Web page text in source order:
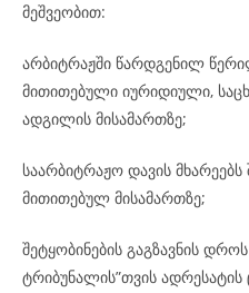
მეშვეობით:
არბიტრაჟში წარდგენილ
მითითებული იურიდიული,
ადგილის მისამართზე;
საარბიტრაჟო დავის
მითითებულ მისამართზე;
შეტყობინების გაგზავნის
ტრიბუნალის”თვის